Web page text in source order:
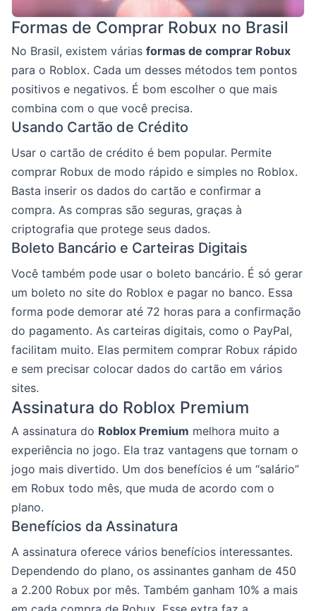
Formas de Comprar Robux no Brasil
No Brasil, existem várias formas de comprar Robux
para o Roblox. Cada um desses métodos tem pontos
positivos e negativos. É bom escolher o que mais
combina com o que você precisa.
Usando Cartão de Crédito
Usar o cartão de crédito é bem popular. Permite
comprar Robux de modo rápido e simples no Roblox.
Basta inserir os dados do cartão e confirmar a
compra. As compras são seguras, graças à
criptografia que protege seus dados.
Boleto Bancário e Carteiras Digitais
Você também pode usar o boleto bancário. É só gerar
um boleto no site do Roblox e pagar no banco. Essa
forma pode demorar até 72 horas para a confirmação
do pagamento. As carteiras digitais, como o PayPal,
facilitam muito. Elas permitem comprar Robux rápido
e sem precisar colocar dados do cartão em vários
sites.
Assinatura do Roblox Premium
A assinatura do Roblox Premium melhora muito a
experiência no jogo. Ela traz vantagens que tornam o
jogo mais divertido. Um dos benefícios é um “salário”
em Robux todo mês, que muda de acordo com o
plano.
Benefícios da Assinatura
A assinatura oferece vários benefícios interessantes.
Dependendo do plano, os assinantes ganham de 450
a 2.200 Robux por mês. Também ganham 10% a mais